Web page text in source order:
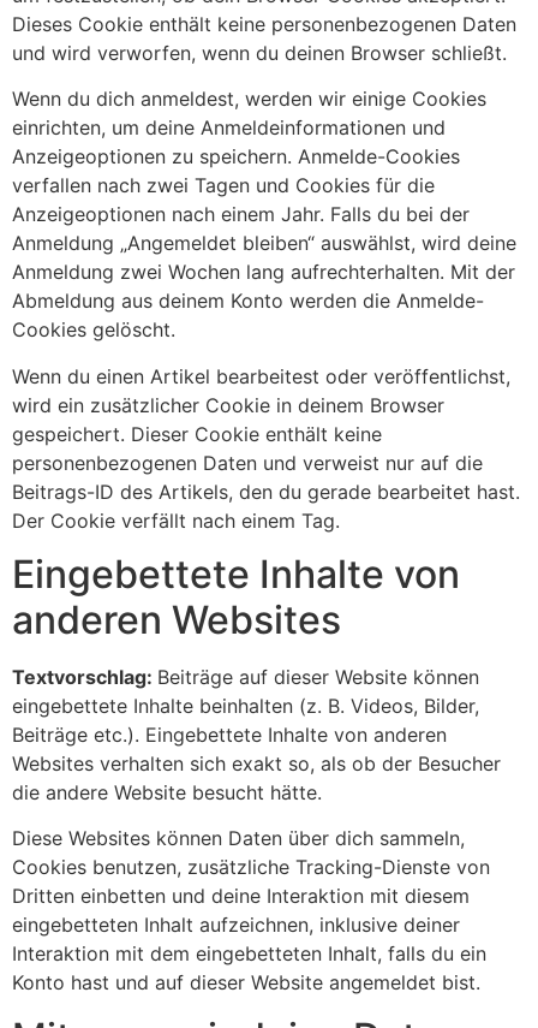
Dieses Cookie enthält keine personenbezogenen Daten
und wird verworfen, wenn du deinen Browser schließt.
Wenn du dich anmeldest, werden wir einige Cookies
einrichten, um deine Anmeldeinformationen und
Anzeigeoptionen zu speichern. Anmelde-Cookies
verfallen nach zwei Tagen und Cookies für die
Anzeigeoptionen nach einem Jahr. Falls du bei der
Anmeldung „Angemeldet bleiben“ auswählst, wird deine
Anmeldung zwei Wochen lang aufrechterhalten. Mit der
Abmeldung aus deinem Konto werden die Anmelde-
Cookies gelöscht.
Wenn du einen Artikel bearbeitest oder veröffentlichst,
wird ein zusätzlicher Cookie in deinem Browser
gespeichert. Dieser Cookie enthält keine
personenbezogenen Daten und verweist nur auf die
Beitrags-ID des Artikels, den du gerade bearbeitet hast.
Der Cookie verfällt nach einem Tag.
Eingebettete Inhalte von
anderen Websites
Textvorschlag: Beiträge auf dieser Website können
eingebettete Inhalte beinhalten (z. B. Videos, Bilder,
Beiträge etc.). Eingebettete Inhalte von anderen
Websites verhalten sich exakt so, als ob der Besucher
die andere Website besucht hätte.
Diese Websites können Daten über dich sammeln,
Cookies benutzen, zusätzliche Tracking-Dienste von
Dritten einbetten und deine Interaktion mit diesem
eingebetteten Inhalt aufzeichnen, inklusive deiner
Interaktion mit dem eingebetteten Inhalt, falls du ein
Konto hast und auf dieser Website angemeldet bist.